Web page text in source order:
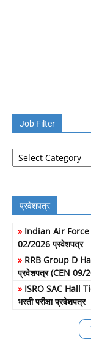
Job Filter
Job
Filter
प्रवेशपत्र
» Indian Air Force
02/2026 प्रवेशपत्र
» RRB Group D Hall
प्रवेशपत्र (CEN 09/
» ISRO SAC Hall
भरती परीक्षा प्रवेशपत्र